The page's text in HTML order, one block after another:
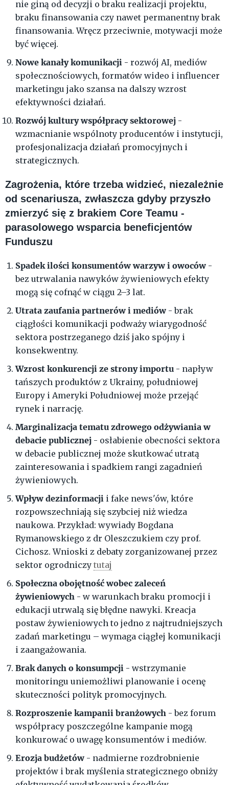
nie giną od decyzji o braku realizacji projektu,
braku finansowania czy nawet permanentny brak
finansowania. Wręcz przeciwnie, motywacji może
być więcej.
Nowe kanały komunikacji - rozwój AI, mediów
społecznościowych, formatów wideo i influencer
marketingu jako szansa na dalszy wzrost
efektywności działań.
Rozwój kultury współpracy sektorowej -
wzmacnianie wspólnoty producentów i instytucji,
profesjonalizacja działań promocyjnych i
strategicznych.
Zagrożenia, które trzeba widzieć, niezależnie
od scenariusza, zwłaszcza gdyby przyszło
zmierzyć się z brakiem Core Teamu -
parasolowego wsparcia beneficjentów
Funduszu
Spadek ilości konsumentów warzyw i owoców -
bez utrwalania nawyków żywieniowych efekty
mogą się cofnąć w ciągu 2–3 lat.
Utrata zaufania partnerów i mediów - brak
ciągłości komunikacji podważy wiarygodność
sektora postrzeganego dziś jako spójny i
konsekwentny.
Wzrost konkurencji ze strony importu - napływ
tańszych produktów z Ukrainy, południowej
Europy i Ameryki Południowej może przejąć
rynek i narrację.
Marginalizacja tematu zdrowego odżywiania w
debacie publicznej - osłabienie obecności sektora
w debacie publicznej może skutkować utratą
zainteresowania i spadkiem rangi zagadnień
żywieniowych.
Wpływ dezinformacji i fake news'ów, które
rozpowszechniają się szybciej niż wiedza
naukowa. Przykład: wywiady Bogdana
Rymanowskiego z dr Oleszczukiem czy prof.
Cichosz. Wnioski z debaty zorganizowanej przez
sektor ogrodniczy tutaj
Społeczna obojętność wobec zaleceń
żywieniowych - w warunkach braku promocji i
edukacji utrwalą się błędne nawyki. Kreacja
postaw żywieniowych to jedno z najtrudniejszych
zadań marketingu – wymaga ciągłej komunikacji
i zaangażowania.
Brak danych o konsumpcji - wstrzymanie
monitoringu uniemożliwi planowanie i ocenę
skuteczności polityk promocyjnych.
Rozproszenie kampanii branżowych - bez forum
współpracy poszczególne kampanie mogą
konkurować o uwagę konsumentów i mediów.
Erozja budżetów - nadmierne rozdrobnienie
projektów i brak myślenia strategicznego obniży